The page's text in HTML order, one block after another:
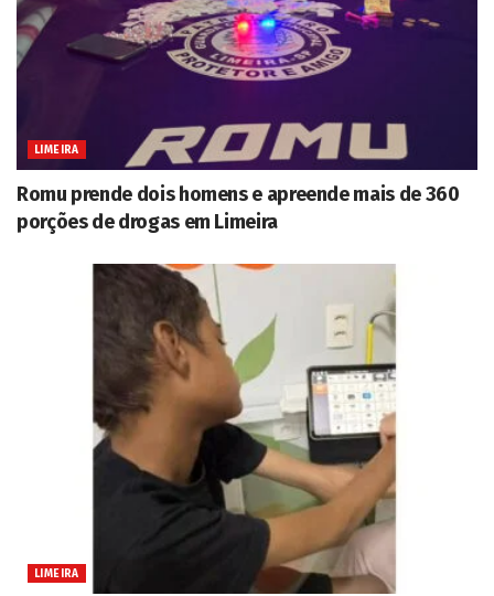
LIMEIRA
Romu prende dois homens e apreende mais de 360
porções de drogas em Limeira
LIMEIRA